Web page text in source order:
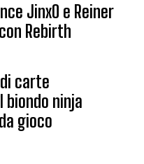
JinxO e Reiner
Rebirth
carte
biondo ninja
gioco